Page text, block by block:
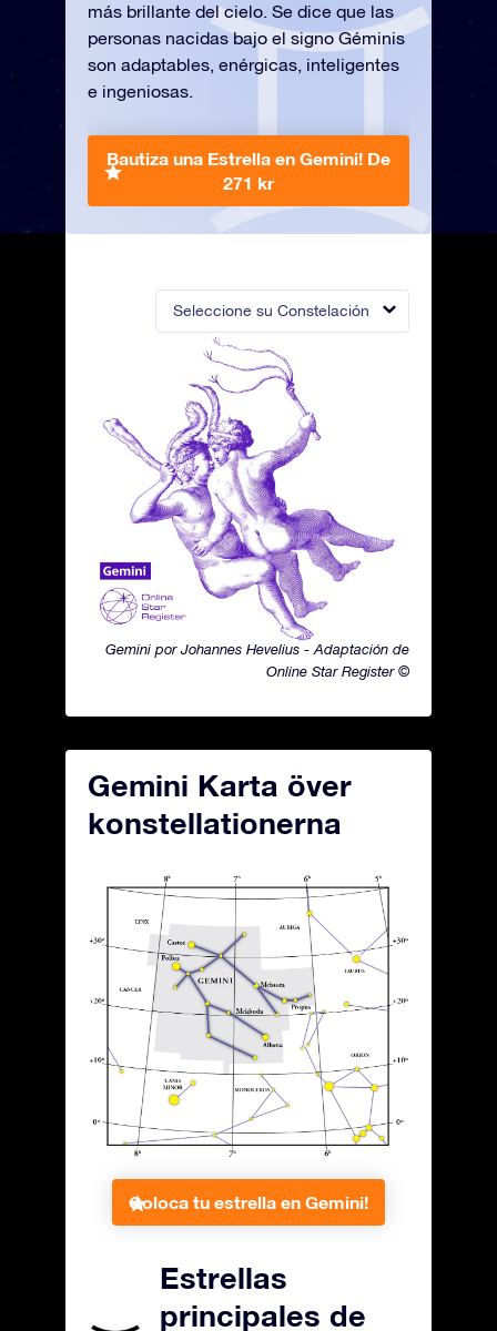
Seleccione su Constelación
Gemini por Johannes Hevelius - Adaptación de
Online Star Register ©
más brillante del cielo. Se dice que las
personas nacidas bajo el signo Géminis
son adaptables, enérgicas, inteligentes
e ingeniosas.
Bautiza una Estrella en Gemini! De
271 kr
Gemini Karta över
konstellationerna
Coloca tu estrella en Gemini!
Estrellas
principales de